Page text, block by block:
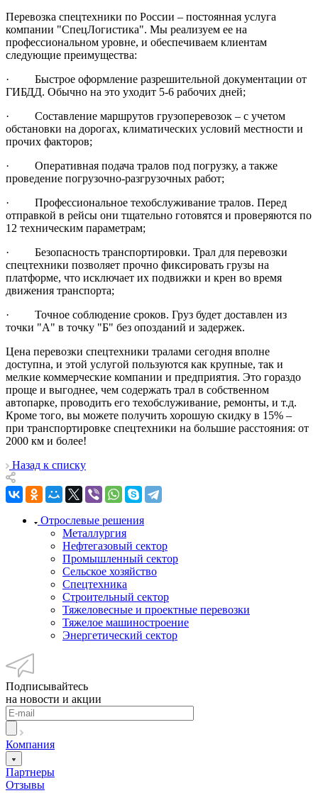
Перевозка спецтехники по России – постоянная услуга
компании "СпецЛогистика". Мы реализуем ее на
профессиональном уровне, и обеспечиваем клиентам
следующие преимущества:
· Быстрое оформление разрешительной документации от
ГИБДД. Обычно на это уходит 5-6 рабочих дней;
· Составление маршрутов грузоперевозок – с учетом
обстановки на дорогах, климатических условий местности и
прочих факторов;
· Оперативная подача тралов под погрузку, а также
проведение погрузочно-разгрузочных работ;
· Профессиональное техобслуживание тралов. Перед
отправкой в рейсы они тщательно готовятся и проверяются по
12 техническим параметрам;
· Безопасность транспортировки. Трал для перевозки
спецтехники позволяет прочно фиксировать грузы на
платформе, что исключает их подвижки и крен во время
движения транспорта;
· Точное соблюдение сроков. Груз будет доставлен из
точки "А" в точку "Б" без опозданий и задержек.
Цена перевозки спецтехники тралами сегодня вполне
доступна, и этой услугой пользуются как крупные, так и
мелкие коммерческие компании и предприятия. Это гораздо
проще и выгоднее, чем содержать трал в собственном
автопарке, проводить его техобслуживание, ремонты, и т.д.
Кроме того, вы можете получить хорошую скидку в 15% –
при транспортировке спецтехники на большие расстояния: от
2000 км и более!
Назад к списку
Отрослевые решения
Металлургия
Нефтегазовый сектор
Промышленный сектор
Сельское хозяйство
Спецтехника
Строительный сектор
Тяжеловесные и проектные перевозки
Тяжелое машиностроение
Энергетический сектор
Подписывайтесь
на новости и акции
Компания
Партнеры
Отзывы